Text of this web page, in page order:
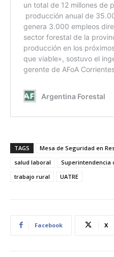
TAGS Mesa de Seguridad en
salud laboral
Superintendencia
trabajo rural
UATRE
Facebook X